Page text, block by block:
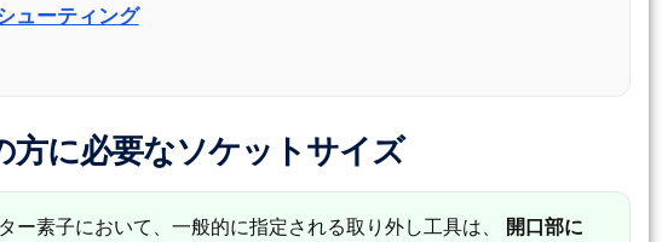
ューティング
方に必要なソケットサイズ
ー素子において、一般的に指定される取り外し工具は、 開口部に